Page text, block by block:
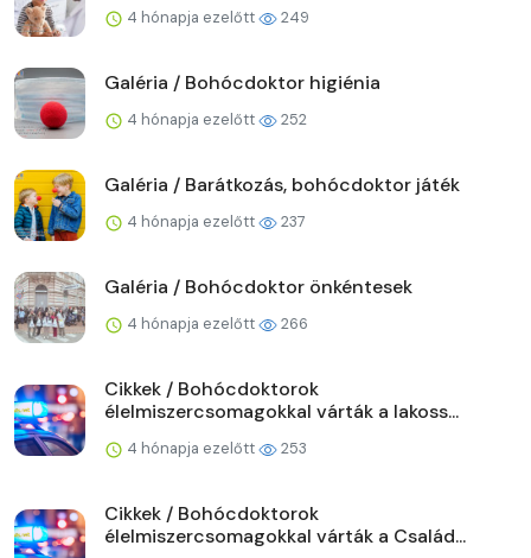
4 hónapja ezelőtt 249
Galéria / Bohócdoktor higiénia
4 hónapja ezelőtt 252
Galéria / Barátkozás, bohócdoktor játék
4 hónapja ezelőtt 237
Galéria / Bohócdoktor önkéntesek
4 hónapja ezelőtt 266
Cikkek / Bohócdoktorok
élelmiszercsomagokkal várták a lakoss...
4 hónapja ezelőtt 253
Cikkek / Bohócdoktorok
élelmiszercsomagokkal várták a Család...